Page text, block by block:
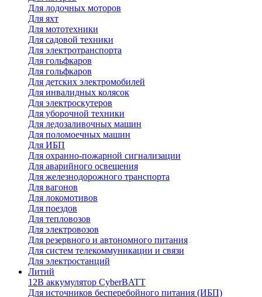
Для лодочных моторов
Для яхт
Для мототехники
Для садовой техники
Для электротранспорта
Для гольфкаров
Для гольфкаров
Для детских электромобилей
Для инвалидных колясок
Для электроскутеров
Для уборочной техники
Для ледозаливочных машин
Для поломоечных машин
Для ИБП
Для охранно-пожарной сигнализации
Для аварийного освещения
Для железнодорожного транспорта
Для вагонов
Для локомотивов
Для поездов
Для тепловозов
Для электровозов
Для резервного и автономного питания
Для систем телекоммуникации и связи
Для электростанций
Литий
12В аккумулятор CyberBATT
Для источников бесперебойного питания (ИБП)